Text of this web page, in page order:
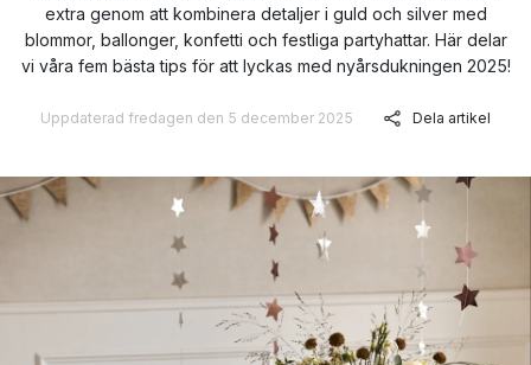
extra genom att kombinera detaljer i guld och silver med
blommor, ballonger, konfetti och festliga partyhattar. Här delar
vi våra fem bästa tips för att lyckas med nyårsdukningen 2025!
Uppdaterad fredagen den 5 december 2025 Dela artikel